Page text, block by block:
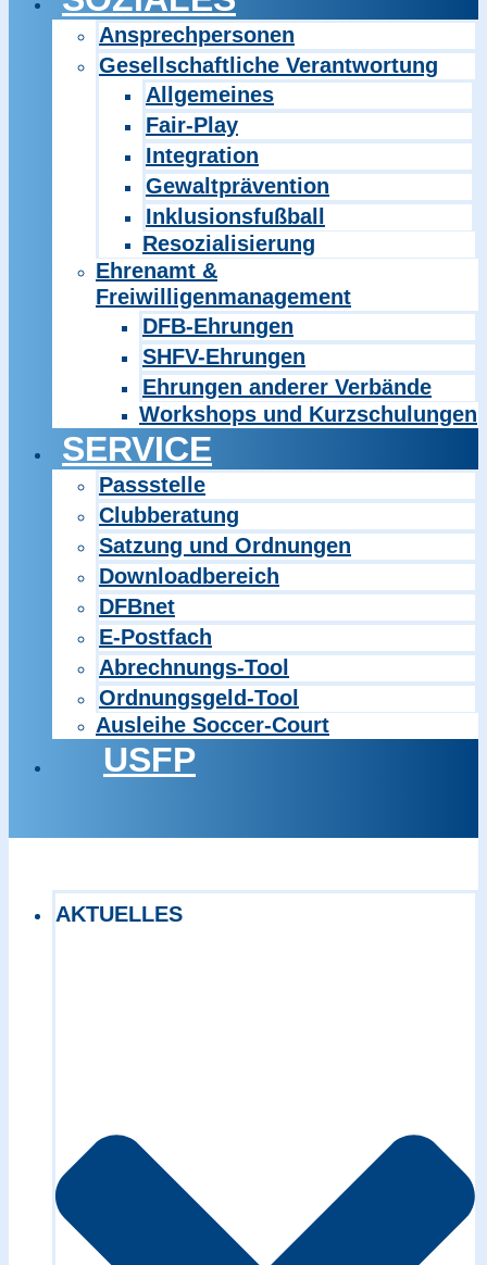
Ansprechpersonen
Gesellschaftliche Verantwortung
Allgemeines
Fair-Play
Integration
Gewaltprävention
Inklusionsfußball
Resozialisierung
Ehrenamt &
Freiwilligenmanagement
DFB-Ehrungen
SHFV-Ehrungen
Ehrungen anderer Verbände
Workshops und Kurzschulungen
SERVICE
Passstelle
Clubberatung
Satzung und Ordnungen
Downloadbereich
DFBnet
E-Postfach
Abrechnungs-Tool
Ordnungsgeld-Tool
Ausleihe Soccer-Court
USFP
AKTUELLES
Exact matches only